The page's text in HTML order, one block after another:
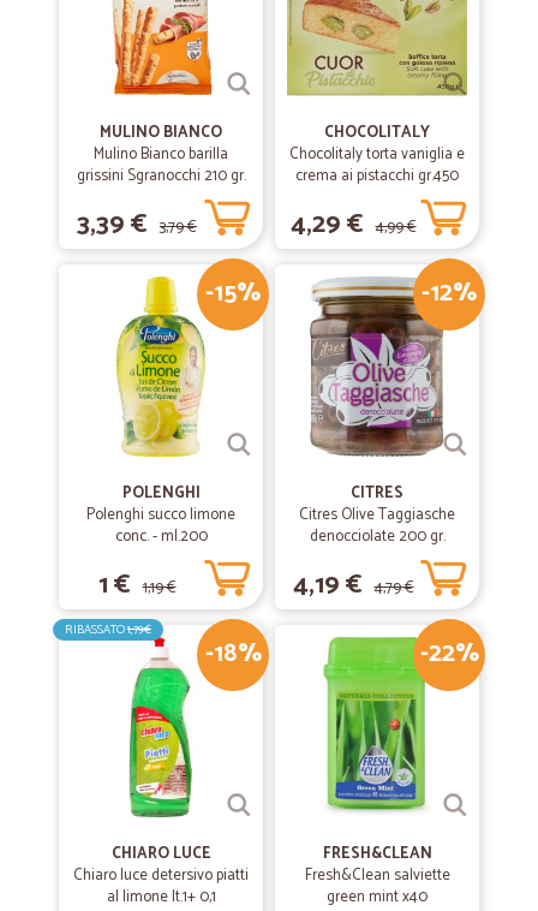
MULINO BIANCO
Mulino Bianco barilla
grissini Sgranocchi 210 gr.
3,39 € 3,79 €
CHOCOLITALY
Chocolitaly torta vaniglia e
crema ai pistacchi gr.450
4,29 € 4,99 €
-15%
POLENGHI
Polenghi succo limone
conc. - ml.200
1 € 1,19 €
-12%
CITRES
Citres Olive Taggiasche
denocciolate 200 gr.
4,19 € 4,79 €
-18%
RIBASSATO1,79€
CHIARO LUCE
Chiaro luce detersivo piatti
al limone lt.1+ 0,1
-22%
FRESH&CLEAN
Fresh&Clean salviette
green mint x40